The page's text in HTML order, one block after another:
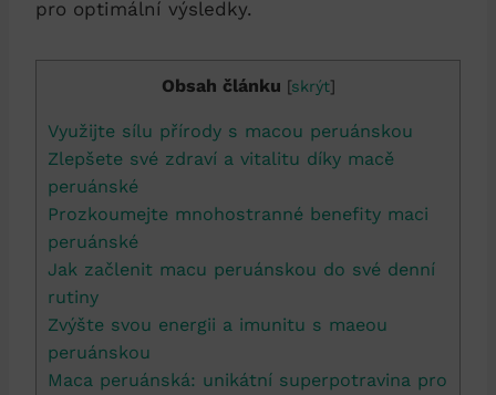
pro optimální výsledky.
Obsah článku [skrýt]
Využijte sílu přírody s macou peruánskou
Zlepšete své zdraví a vitalitu díky macě
peruánské
Prozkoumejte mnohostranné benefity maci
peruánské
Jak začlenit macu peruánskou do své denní
rutiny
Zvýšte svou energii a imunitu s maeou
peruánskou
Maca peruánská: unikátní superpotravina pro